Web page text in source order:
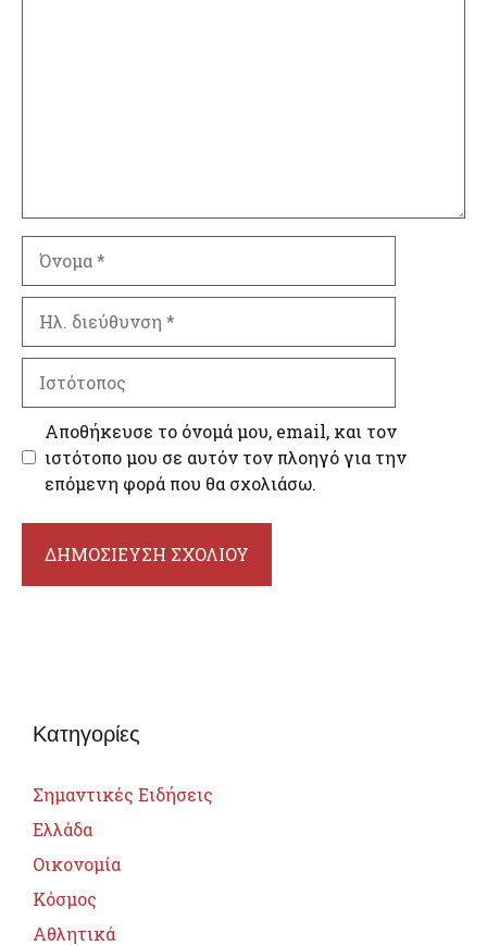
διεύθυνση
Αποθήκευσε το όνομά μου, email, και τον
ιστότοπο μου σε αυτόν τον πλοηγό για την
επόμενη φορά που θα σχολιάσω.
Κατηγορίες
Σημαντικές Ειδήσεις
Ελλάδα
Οικονομία
Κόσμος
Αθλητικά